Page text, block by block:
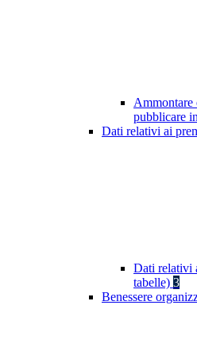
Ammontare
pubblicare
Dati relativi ai
Dati relativi
tabelle) 3
Benessere